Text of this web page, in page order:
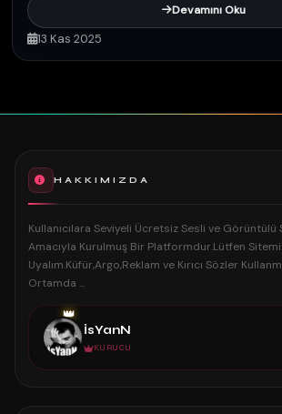
Devamını Oku
13 Kas 2025
HAKKIMIZDA
Kullanıcılara Seviyeli Ücretsiz Sesli ve
Amacıyla Kurulmuş Bir Platformdur.Lütfen
Uyalım.Küfür,Argo,Reklam ve Kırıcı Sözler
Ortamda ...
👑
İsYanN
KURUCU